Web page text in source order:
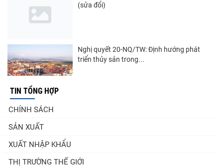
(sửa đổi)
Nghị quyết 20-NQ/TW: Định hướng phát
triển thủy sản trong...
Nguồn cung giảm, giá cá rô phi Trung Quốc
TIN TỔNG HỢP
CHÍNH SÁCH
SẢN XUẤT
XUẤT NHẬP KHẨU
THỊ TRƯỜNG THẾ GIỚI